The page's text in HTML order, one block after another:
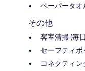
ペーパータオ
その他
客室清掃 (毎
セーフティ
コネクティ